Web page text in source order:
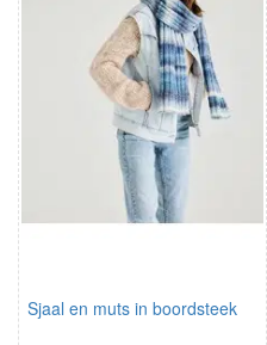
Sjaal en muts in boordsteek